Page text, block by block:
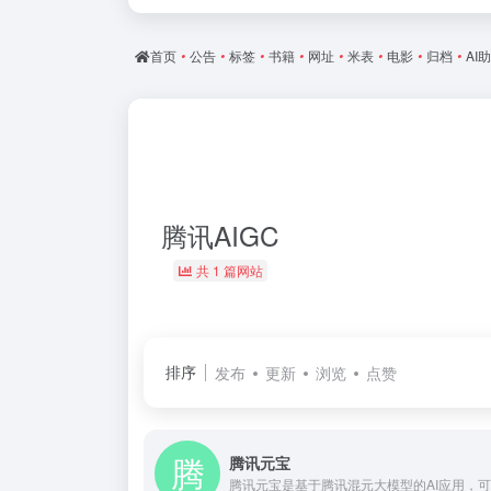
首页 • 公告 • 标签 • 书籍 • 网址 • 米表 • 电影 • 归档 • AI
腾讯AIGC
共 1 篇网站
排序 发布 更新 浏览 点赞
腾讯元宝